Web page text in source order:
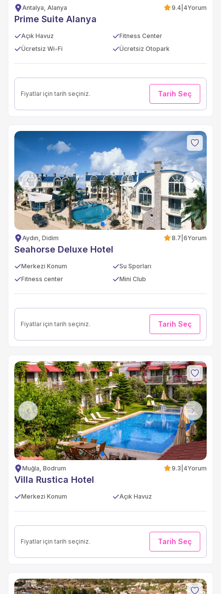
Antalya, Alanya 9.4 4Yorum
Prime Suite Alanya
Açık Havuz
Fitness Center
Ücretsiz Wi-Fi
Ücretsiz Otopark
Fiyatlar için tarih seçiniz. Tarih Seç
Previous Next
Aydın, Didim 8.7 6Yorum
Seahorse Deluxe Hotel
Merkezi Konum
Su Sporları
Fitness center
Mini Club
Fiyatlar için tarih seçiniz. Tarih Seç
Previous Next
Muğla, Bodrum 9.3 4Yorum
Villa Rustica Hotel
Merkezi Konum Açık Havuz
Fiyatlar için tarih seçiniz. Tarih Seç